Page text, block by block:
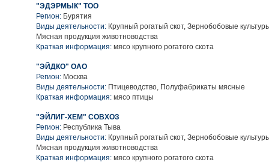
"ЭДЭРМЫК" ТОО
Регион: Бурятия
Виды деятельности: Крупный рогатый скот, Зернобобовые
Мясная продукция животноводства
Краткая информация: мясо крупного рогатого скота
"ЭЙДКО" ОАО
Регион: Москва
Виды деятельности: Птицеводство, Полуфабрикаты мясные
Краткая информация: мясо птицы
"ЭЙЛИГ-ХЕМ" СОВХОЗ
Регион: Республика Тыва
Виды деятельности: Крупный рогатый скот, Зернобобовые
Мясная продукция животноводства
Краткая информация: мясо крупного рогатого скота